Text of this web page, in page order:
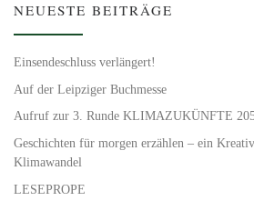
NEUESTE BEITRÄGE
Einsendeschluss verlängert!
Auf der Leipziger Buchmesse
Aufruf zur 3. Runde KLIMAZUKÜNFTE
Geschichten für morgen erzählen – ein
Klimawandel
LESEPROPE